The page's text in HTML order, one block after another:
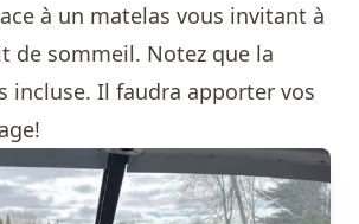
à un matelas vous invitant à
de sommeil. Notez que la
incluse. Il faudra apporter vos